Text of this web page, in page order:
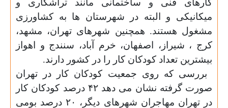
میکانیکی و البته در شهرستان ها به کشاورزی
مشغول هستند. همچنین شهرهای تهران، مشهد،
کرج ، شیراز، اصفهان، خرم آباد، سنندج و اهواز
بیشترین تعداد کودکان کار را در کشور دارند.
بررسی که روی جمعیت کودکان کار در تهران
صورت گرفته نشان می دهد ۴۲ درصد کودکان کار
در تهران مهاجران شهرهای دیگر، ۲۰ درصد بومی